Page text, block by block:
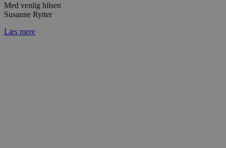
Med venlig hilsen
Susanne Rytter
Læs mere